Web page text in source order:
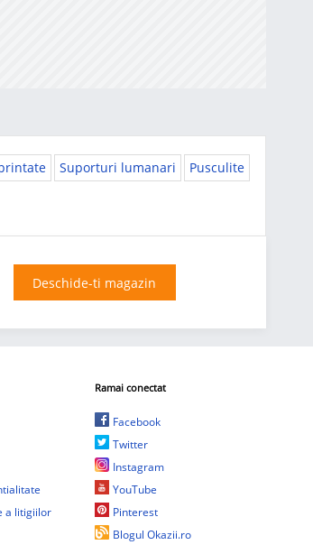
Suporturi lumanari
Pusculite
Deschide-ti magazin
a litigiilor
Ramai conectat
Facebook
Twitter
Instagram
YouTube
Pinterest
Blogul Okazii.ro